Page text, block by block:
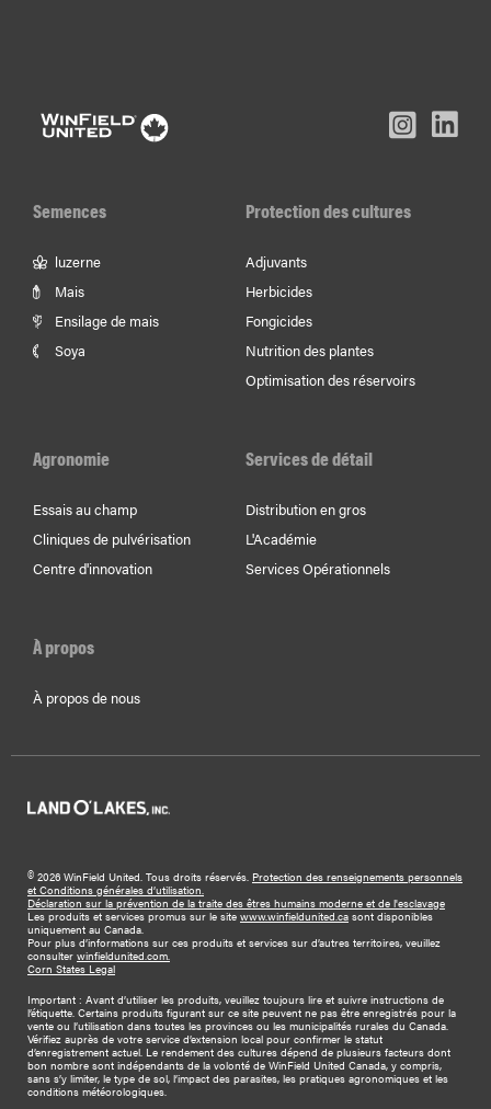
FacebookYoutube
Semences
luzerne
Mais
Ensilage de mais
Soya
Protection des cultures
Adjuvants
Herbicides
Fongicides
Nutrition des plantes
Optimisation des réservoirs
Agronomie
Essais au champ
Cliniques de pulvérisation
Centre d'innovation
Services de détail
Distribution en gros
L'Académie
Services Opérationnels
À propos
À propos de nous
© 2026 WinField United. Tous droits réservés. Protection des renseignements personnels
et Conditions générales d’utilisation.
Déclaration sur la prévention de la traite des êtres humains moderne et de l'esclavage
Les produits et services promus sur le site www.winfieldunited.ca sont disponibles
uniquement au Canada.
Pour plus d’informations sur ces produits et services sur d’autres territoires, veuillez
consulter winfieldunited.com.
Corn States Legal
Important : Avant d’utiliser les produits, veuillez toujours lire et suivre instructions de
l’étiquette. Certains produits figurant sur ce site peuvent ne pas être enregistrés pour la
vente ou l’utilisation dans toutes les provinces ou les municipalités rurales du Canada.
Vérifiez auprès de votre service d’extension local pour confirmer le statut
d’enregistrement actuel. Le rendement des cultures dépend de plusieurs facteurs dont
bon nombre sont indépendants de la volonté de WinField United Canada, y compris,
sans s’y limiter, le type de sol, l’impact des parasites, les pratiques agronomiques et les
conditions météorologiques.